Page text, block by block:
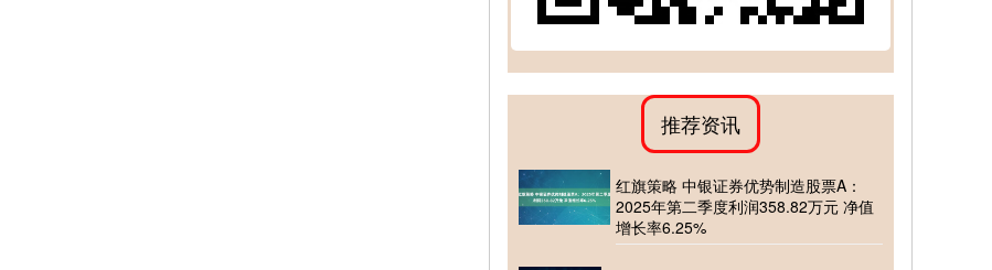
推荐资讯
红旗策略 中银证券优势制造股票A：
2025年第二季度利润358.82万元 净值
增长率6.25%